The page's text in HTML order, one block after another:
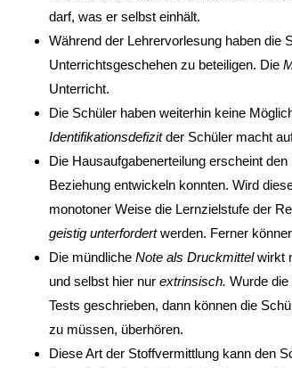
darf, was er selbst einhält.
Während der Lehrervorlesung haben die
Unterrichtsgeschehen zu beteiligen. Die
Unterricht.
Die Schüler haben weiterhin keine
Identifikationsdefizitder Schüler macht
Die Hausaufgabenerteilung erscheint
Beziehung entwickeln konnten. Wird
monotoner Weise die Lernzielstufe der
geistig unterfordertwerden. Ferner
Die mündliche Note als Druckmittelwirkt
und selbst hier nur extrinsisch. Wurde
Tests geschrieben, dann können die
zu müssen, überhören.
Diese Art der Stoffvermittlung kann den